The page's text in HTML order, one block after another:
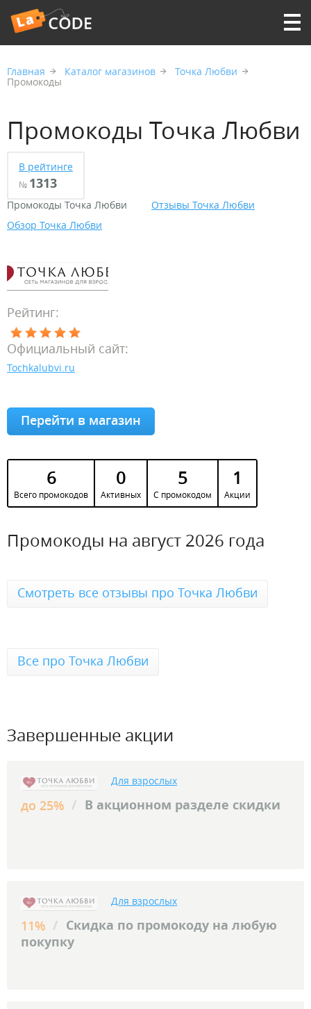
Главная Каталог магазинов Точка Любви
Промокоды
Промокоды Точка Любви
В рейтинге
№ 1313
Промокоды Точка Любви
Отзывы Точка Любви
Обзор Точка Любви
Рейтинг:
Официальный сайт:
Tochkalubvi.ru
Перейти в магазин
6
Всего промокодов
0
Активных
5
С промокодом
1
Акции
Промокоды на август 2026 года
Смотреть все отзывы про Точка Любви
Все про Точка Любви
Завершенные акции
Для взрослых
до 25% / В акционном разделе скидки
Для взрослых
11% / Скидка по промокоду на любую
покупку